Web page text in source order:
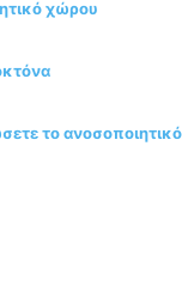
χώρου
το